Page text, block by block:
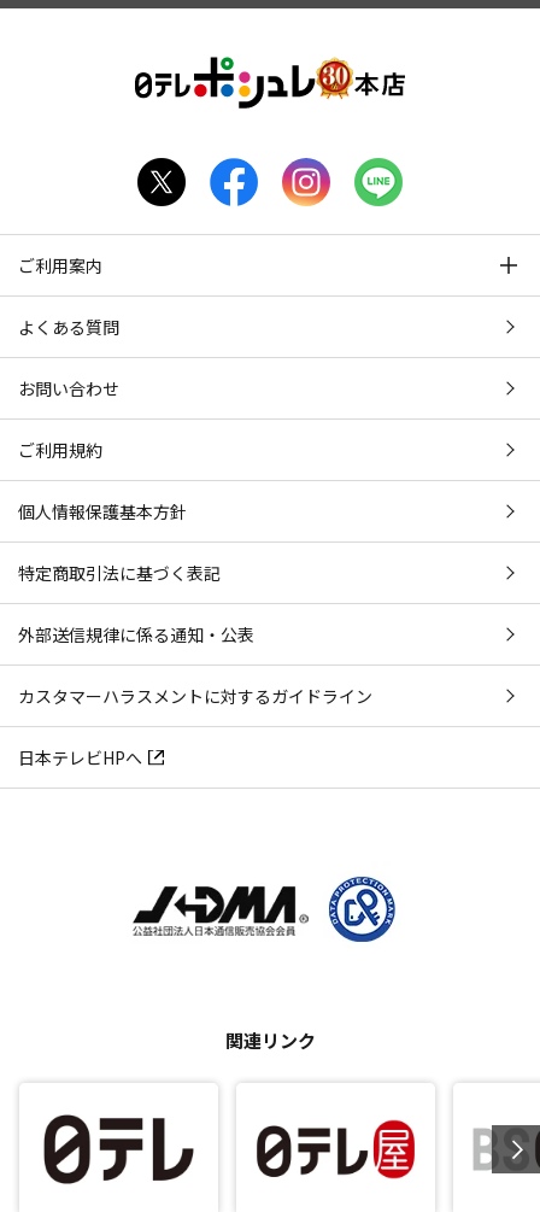
ご利用案内
よくある質問
お問い合わせ
ご利用規約
個人情報保護基本方針
特定商取引法に基づく表記
外部送信規律に係る通知・公表
カスタマーハラスメントに対するガイドライン
日本テレビHPへ
関連リンク